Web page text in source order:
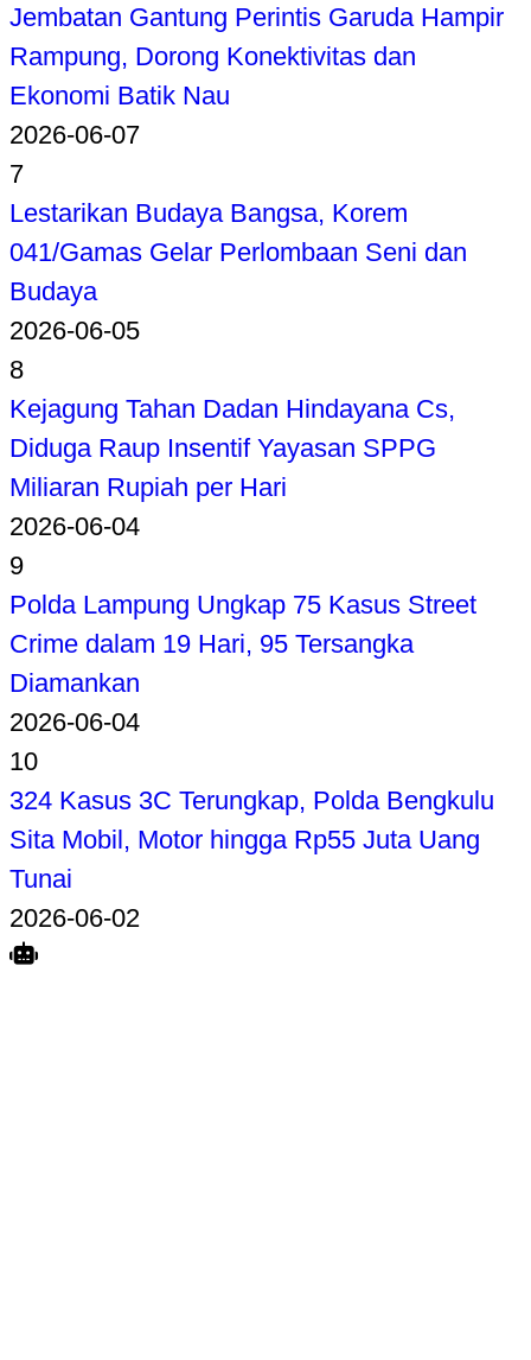
Jembatan Gantung Perintis Garuda Hampir
Rampung, Dorong Konektivitas dan
Ekonomi Batik Nau
2026-06-07
7
Lestarikan Budaya Bangsa, Korem
041/Gamas Gelar Perlombaan Seni dan
Budaya
2026-06-05
8
Kejagung Tahan Dadan Hindayana Cs,
Diduga Raup Insentif Yayasan SPPG
Miliaran Rupiah per Hari
2026-06-04
9
Polda Lampung Ungkap 75 Kasus Street
Crime dalam 19 Hari, 95 Tersangka
Diamankan
2026-06-04
10
324 Kasus 3C Terungkap, Polda Bengkulu
Sita Mobil, Motor hingga Rp55 Juta Uang
Tunai
2026-06-02